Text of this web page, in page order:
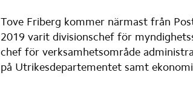
Tove Friberg kommer närmast från
2019 varit divisionschef för
chef för verksamhetsområde
på Utrikesdepartementet samt